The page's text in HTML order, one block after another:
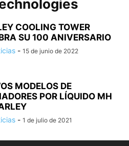
COOLING TOWER
SU 100 ANIVERSARIO
- 15 de junio de 2022
MODELOS DE
POR LÍQUIDO MH
- 1 de julio de 2021